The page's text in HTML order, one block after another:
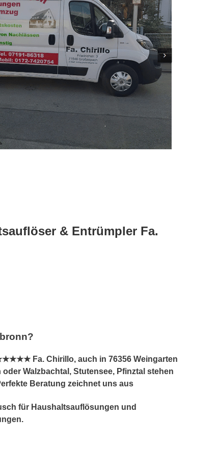
& Entrümpler Fa.
Fa. Chirillo, auch in 76356 Weingarten
Walzbachtal, Stutensee, Pfinztal stehen
Beratung zeichnet uns aus
für Haushaltsauflösungen und